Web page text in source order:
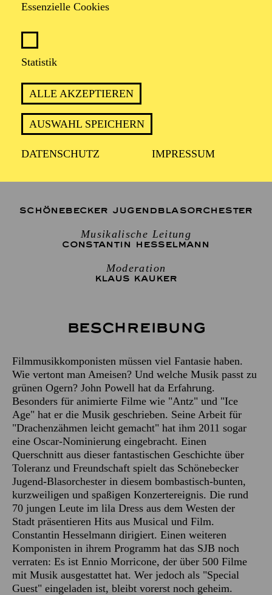
Essenzielle Cookies
Statistik
ALLE AKZEPTIEREN
AUSWAHL SPEICHERN
DATENSCHUTZ IMPRESSUM
2 Stunden, inkl. Pause
SCHÖNEBECKER JUGENDBLASORCHESTER
Musikalische Leitung
CONSTANTIN HESSELMANN
Moderation
KLAUS KAUKER
Beschreibung
Filmmusikkomponisten müssen viel Fantasie haben.
Wie vertont man Ameisen? Und welche Musik passt zu
grünen Ogern? John Powell hat da Erfahrung.
Besonders für animierte Filme wie "Antz" und "Ice
Age" hat er die Musik geschrieben. Seine Arbeit für
"Drachenzähmen leicht gemacht" hat ihm 2011 sogar
eine Oscar-Nominierung eingebracht. Einen
Querschnitt aus dieser fantastischen Geschichte über
Toleranz und Freundschaft spielt das Schönebecker
Jugend-Blasorchester in diesem bombastisch-bunten,
kurzweiligen und spaßigen Konzertereignis. Die rund
70 jungen Leute im lila Dress aus dem Westen der
Stadt präsentieren Hits aus Musical und Film.
Constantin Hesselmann dirigiert. Einen weiteren
Komponisten in ihrem Programm hat das SJB noch
verraten: Es ist Ennio Morricone, der über 500 Filme
mit Musik ausgestattet hat. Wer jedoch als "Special
Guest" eingeladen ist, bleibt vorerst noch geheim.